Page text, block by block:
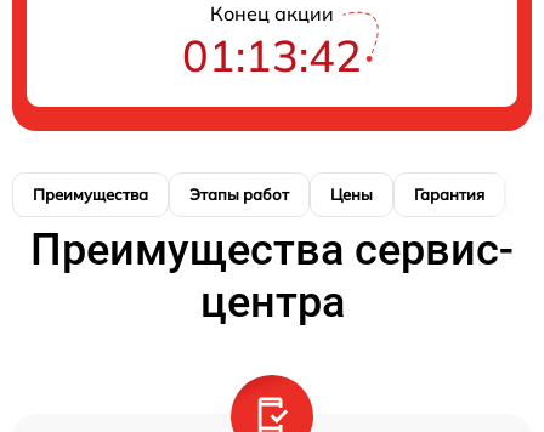
Конец акции
01:13:41
Преимущества Этапы работ Цены Гарантия
Преимущества сервис-
центра